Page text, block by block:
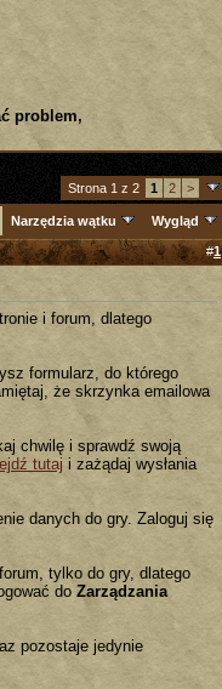
problem,
Strona 1 z 2 1 2 >
Narzędzia wątku Wygląd
#1
i forum, dlatego
formularz, do którego
że skrzynka emailowa
chwilę i sprawdź swoją
tutaj i zażądaj wysłania
danych do gry. Zaloguj się
tylko do gry, dlatego
do Zarządzania
pozostaje jedynie